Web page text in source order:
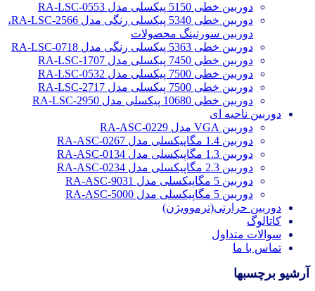
دوربین خطی 5150 پیکسلی مدل RA-LSC-0553
دوربین خطی 5340 پیکسلی رنگی مدل RA-LSC-2566،
دوربین سورتینگ محصولات
دوربین خطی 5363 پیکسلی رنگی مدل RA-LSC-0718
دوربین خطی 7450 پیکسلی مدل RA-LSC-1707
دوربین خطی 7500 پیکسلی مدل RA-LSC-0532
دوربین خطی 7500 پیکسلی مدل RA-LSC-2717
دوربین خطی 10680 پیکسلی مدل RA-LSC-2950
دوربین ناحیه ای
دوربین VGA مدل RA-ASC-0229
دوربین 1.4 مگاپیکسلی مدل RA-ASC-0267
دوربین 1.3 مگاپیکسلی مدل RA-ASC-0134
دوربین 2.3 مگاپیکسلی مدل RA-ASC-0234
دوربین 5 مگاپیکسلی مدل RA-ASC-9031
دوربین 5 مگاپیکسلی مدل RA-ASC-5000
دوربین حرارتی(ترموویژن)
کاتالوگ
سوالات متداول
تماس با ما
آرشیو برچسبها